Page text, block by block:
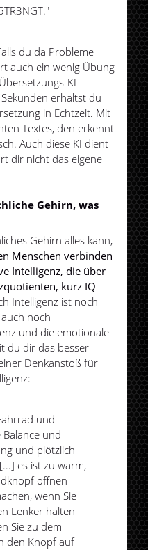
du da Probleme
auch ein wenig Übung
KI
erhältst du
in Echtzeit. Mit
Textes, den erkennt
Auch diese KI dient
dir nicht das eigene
Gehirn, was
Gehirn alles kann,
Menschen verbinden
Intelligenz, die über
kurz IQ
Intelligenz ist noch
noch
und die emotionale
du dir das besser
Denkanstoß für
und
und
und plötzlich
es ist zu warm,
öffnen
wenn Sie
Lenker halten
Sie zu dem
den Knopf auf